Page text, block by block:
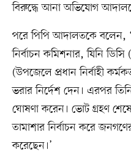
বিরুদ্ধে আনা অভিযোগ
পরে পিপি আদালতকে বলেন,
নির্বাচন কমিশনার, যিনি
(উপজেলে প্রধান নির্বাহী
ভরার নির্দেশ দেন। এরপর
ঘোষণা করেন। ভোট গ্রহণ
তামাশার নির্বাচন করে
করেছেন।’